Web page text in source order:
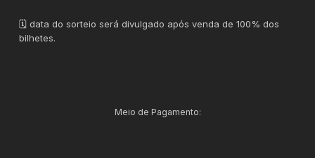
🗓 data do sorteio será divulgado após venda de 100% dos
bilhetes.
Meio de Pagamento: